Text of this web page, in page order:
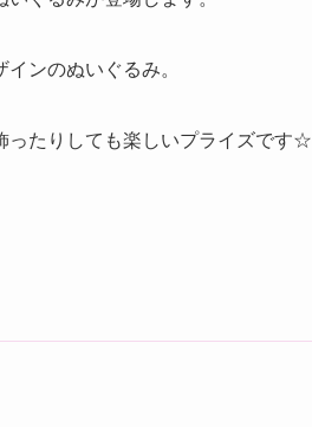
ンのぬいぐるみ。
ったりしても楽しいプライズです☆